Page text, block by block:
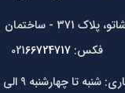
آدرس: تهران، خیابان حافظ، بعد از تقاطع نوفل لوشاتو، پلاک 371 - ساختمان
فکس: 021 66724717
پست الکترونیک: Info @ Ertebat.Co ساعت کاری: شنبه تا چهارشنبه 9 الی